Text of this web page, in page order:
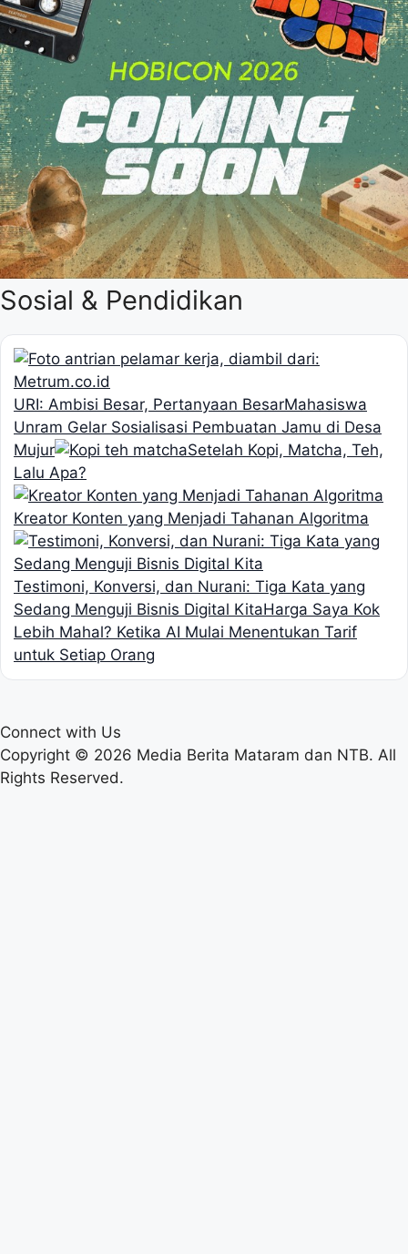
Sosial & Pendidikan
URI: Ambisi Besar, Pertanyaan BesarMahasiswa
Unram Gelar Sosialisasi Pembuatan Jamu di Desa
Mujur
Setelah Kopi, Matcha, Teh,
Lalu Apa?
Kreator Konten yang Menjadi Tahanan Algoritma
Testimoni, Konversi, dan Nurani: Tiga Kata yang
Sedang Menguji Bisnis Digital KitaHarga Saya Kok
Lebih Mahal? Ketika AI Mulai Menentukan Tarif
untuk Setiap Orang
Connect with Us
Copyright © 2026 Media Berita Mataram dan NTB. All
Rights Reserved.